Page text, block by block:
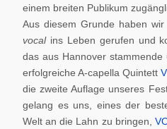
einem breiten Publikum
Aus diesem Grunde haben
vocal ins Leben gerufen und
das aus Hannover
erfolgreiche A-capella Quintett
die zweite Auflage unseres
gelang es uns, eines der
Welt an die Lahn zu bringen,